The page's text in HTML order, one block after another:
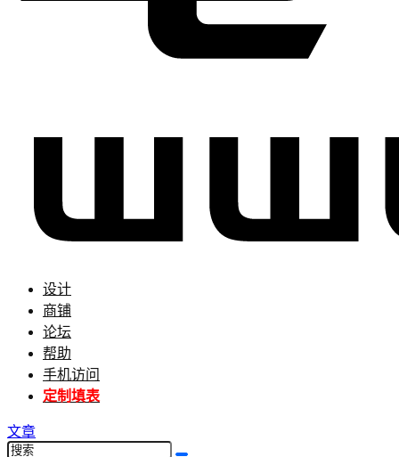
设计
商铺
论坛
帮助
手机访问
定制填表
文章